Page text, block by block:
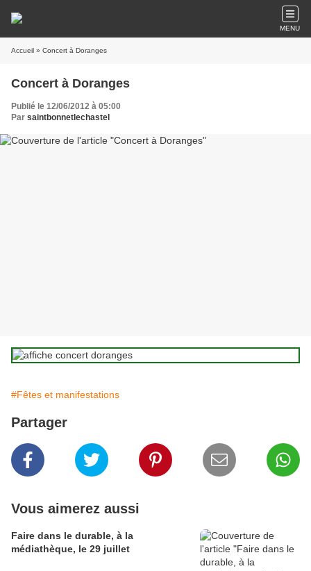
MENU
Accueil » Concert à Doranges
Concert à Doranges
Publié le 12/06/2012 à 05:00
Par saintbonnetlechastel
#Fêtes et manifestations
Partager
Vous aimerez aussi
Faire dans le durable, à la
médiathèque, le 29 juillet